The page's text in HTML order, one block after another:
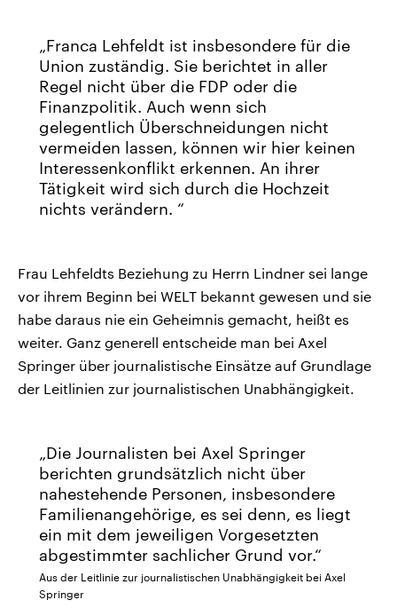
Franca Lehfeldt ist insbesondere für die
Union zuständig. Sie berichtet in aller
Regel nicht über die FDP oder die
Finanzpolitik. Auch wenn sich
gelegentlich Überschneidungen nicht
vermeiden lassen, können wir hier keinen
Interessenkonflikt erkennen. An ihrer
Tätigkeit wird sich durch die Hochzeit
nichts verändern.
Frau Lehfeldts Beziehung zu Herrn Lindner sei lange
vor ihrem Beginn bei WELT bekannt gewesen und sie
habe daraus nie ein Geheimnis gemacht, heißt es
weiter. Ganz generell entscheide man bei Axel
Springer über journalistische Einsätze auf Grundlage
der Leitlinien zur journalistischen Unabhängigkeit.
Die Journalisten bei Axel Springer
berichten grundsätzlich nicht über
nahestehende Personen, insbesondere
Familienangehörige, es sei denn, es liegt
ein mit dem jeweiligen Vorgesetzten
abgestimmter sachlicher Grund vor.
Aus der Leitlinie zur journalistischen Unabhängigkeit bei Axel
Springer